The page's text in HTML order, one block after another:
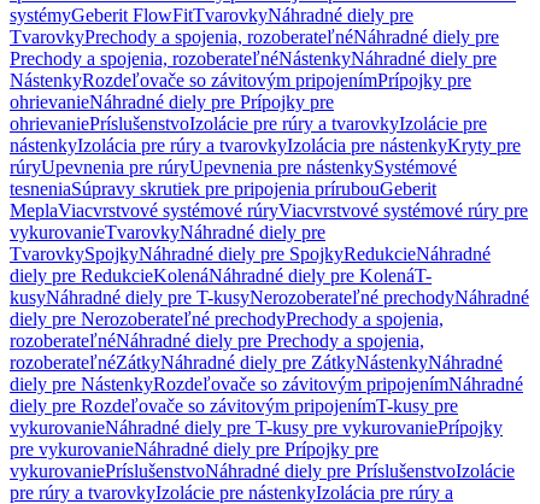
systémyGeberit FlowFitTvarovkyNáhradné diely pre
TvarovkyPrechody a spojenia, rozoberateľnéNáhradné diely pre
Prechody a spojenia, rozoberateľnéNástenkyNáhradné diely pre
NástenkyRozdeľovače so závitovým pripojenímPrípojky pre
ohrievanieNáhradné diely pre Prípojky pre
ohrievaniePríslušenstvoIzolácie pre rúry a tvarovkyIzolácie pre
nástenkyIzolácia pre rúry a tvarovkyIzolácia pre nástenkyKryty pre
rúryUpevnenia pre rúryUpevnenia pre nástenkySystémové
tesneniaSúpravy skrutiek pre pripojenia prírubouGeberit
MeplaViacvrstvové systémové rúryViacvrstvové systémové rúry pre
vykurovanieTvarovkyNáhradné diely pre
TvarovkySpojkyNáhradné diely pre SpojkyRedukcieNáhradné
diely pre RedukcieKolenáNáhradné diely pre KolenáT-
kusyNáhradné diely pre T-kusyNerozoberateľné prechodyNáhradné
diely pre Nerozoberateľné prechodyPrechody a spojenia,
rozoberateľnéNáhradné diely pre Prechody a spojenia,
rozoberateľnéZátkyNáhradné diely pre ZátkyNástenkyNáhradné
diely pre NástenkyRozdeľovače so závitovým pripojenímNáhradné
diely pre Rozdeľovače so závitovým pripojenímT-kusy pre
vykurovanieNáhradné diely pre T-kusy pre vykurovaniePrípojky
pre vykurovanieNáhradné diely pre Prípojky pre
vykurovaniePríslušenstvoNáhradné diely pre PríslušenstvoIzolácie
pre rúry a tvarovkyIzolácie pre nástenkyIzolácia pre rúry a